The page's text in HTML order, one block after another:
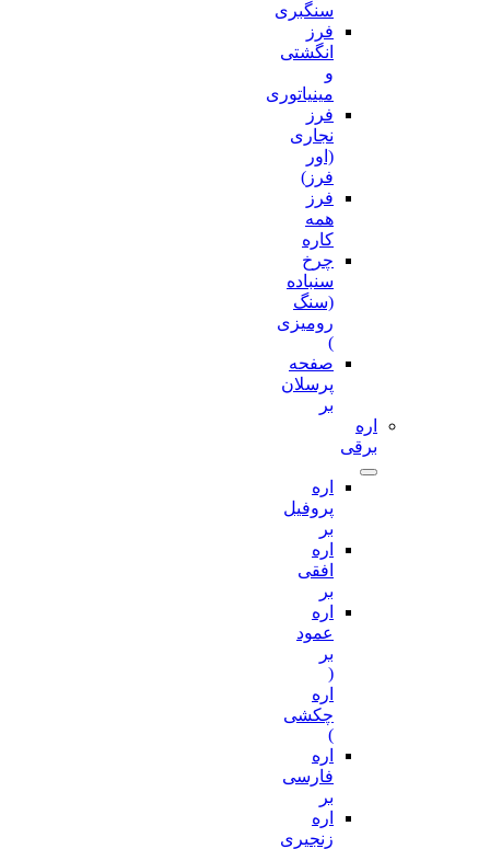
سنگبری
فرز
انگشتی
مینیاتوری
فرز
نجاری
فرز
چرخ
سنباده
رومیزی
صفحه
پرسلان
پروفیل
چکشی
فارسی
زنجیری